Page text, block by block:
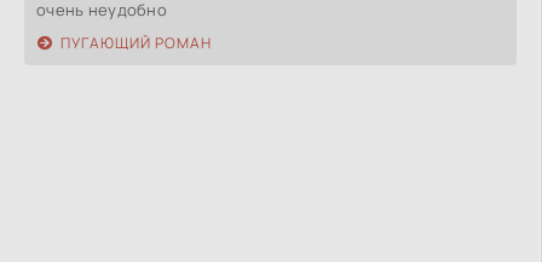
очень неудобно
ПУГАЮЩИЙ РОМАН